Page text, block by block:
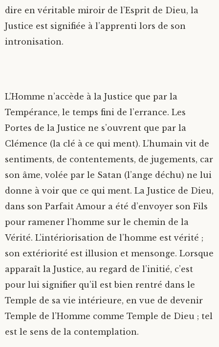
dire en véritable miroir de l’Esprit de Dieu, la
Justice est signifiée à l’apprenti lors de son
intronisation.
L’Homme n’accède à la Justice que par la
Tempérance, le temps fini de l’errance. Les
Portes de la Justice ne s’ouvrent que par la
Clémence (la clé à ce qui ment). L’humain vit de
sentiments, de contentements, de jugements, car
son âme, volée par le Satan (l’ange déchu) ne lui
donne à voir que ce qui ment. La Justice de Dieu,
dans son Parfait Amour a été d’envoyer son Fils
pour ramener l’homme sur le chemin de la
Vérité. L’intériorisation de l’homme est vérité ;
son extériorité est illusion et mensonge. Lorsque
apparaît la Justice, au regard de l’initié, c’est
pour lui signifier qu’il est bien rentré dans le
Temple de sa vie intérieure, en vue de devenir
Temple de l’Homme comme Temple de Dieu ; tel
est le sens de la contemplation.